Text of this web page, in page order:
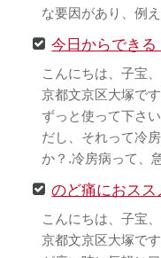
な要因があり、例
今日からできる
こんにちは、子宝
京都文京区大塚で
ずっと使って下さ
だし、それって冷
か？.冷房病って、
のど痛におスス
こんにちは、子宝
京都文京区大塚で